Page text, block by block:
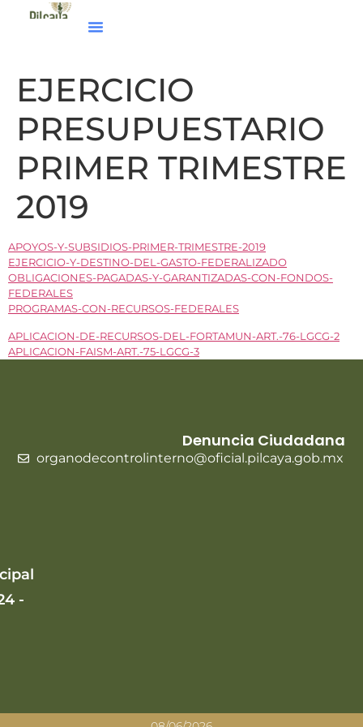
EJERCICIO
PRESUPUESTARIO
PRIMER TRIMESTRE
2019
APOYOS-Y-SUBSIDIOS-PRIMER-TRIMESTRE-2019
EJERCICIO-Y-DESTINO-DEL-GASTO-FEDERALIZADO
OBLIGACIONES-PAGADAS-Y-GARANTIZADAS-CON-FONDOS-
FEDERALES
PROGRAMAS-CON-RECURSOS-FEDERALES
APLICACION-DE-RECURSOS-DEL-FORTAMUN-ART.-76-LGCG-2
APLICACION-FAISM-ART.-75-LGCG-3
-
Denuncia Ciudadana
organodecontrolinterno@oficial.pilcaya.gob.mx